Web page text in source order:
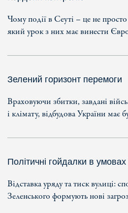
Чому події в Сеуті – це не просто
який урок з них має винести
Зелений горизонт перемоги
Враховуючи збитки, завдані
і клімату, відбудова України має
Політичні гойдалки в умовах
Відставка уряду та тиск вулиці:
Зеленського формують нові